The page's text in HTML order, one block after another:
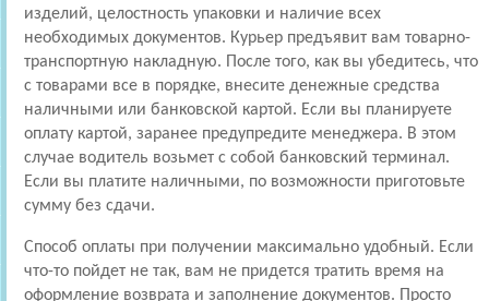
изделий, целостность упаковки и наличие всех
необходимых документов. Курьер предъявит вам товарно-
транспортную накладную. После того, как вы убедитесь, что
с товарами все в порядке, внесите денежные средства
наличными или банковской картой. Если вы планируете
оплату картой, заранее предупредите менеджера. В этом
случае водитель возьмет с собой банковский терминал.
Если вы платите наличными, по возможности приготовьте
сумму без сдачи.
Способ оплаты при получении максимально удобный. Если
что-то пойдет не так, вам не придется тратить время на
оформление возврата и заполнение документов. Просто